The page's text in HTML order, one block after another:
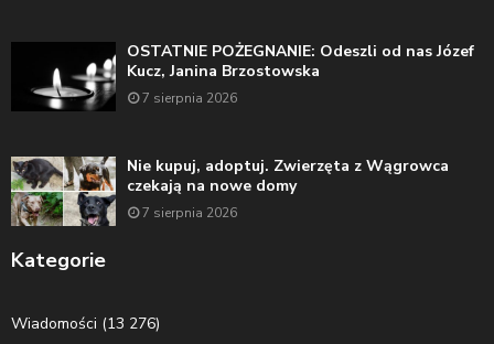
OSTATNIE POŻEGNANIE: Odeszli od nas Józef
Kucz, Janina Brzostowska
7 sierpnia 2026
Nie kupuj, adoptuj. Zwierzęta z Wągrowca
czekają na nowe domy
7 sierpnia 2026
Kategorie
Wiadomości (13 276)